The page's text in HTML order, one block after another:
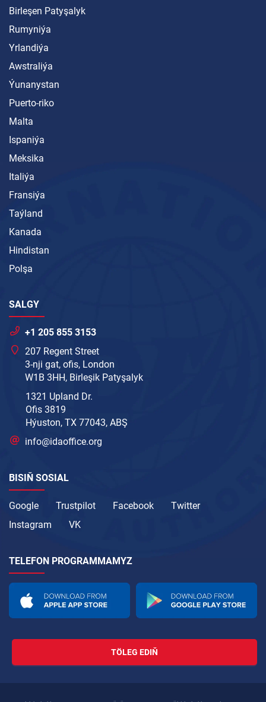
Birleşen Patyşalyk
Rumyniýa
Yrlandiýa
Awstraliýa
Ýunanystan
Puerto-riko
Malta
Ispaniýa
Meksika
Italiýa
Fransiýa
Taýland
Kanada
Hindistan
Polşa
SALGY
+1 205 855 3153
207 Regent Street
3-nji gat, ofis, London
W1B 3HH, Birleşik Patyşalyk
1321 Upland Dr.
Ofis 3819
Hýuston, TX 77043, ABŞ
info@idaoffice.org
BISIŇ SOSIAL
Google Trustpilot Facebook
Twitter
Instagram
VK
TELEFON PROGRAMMAMYZ
TÖLEG EDIŇ